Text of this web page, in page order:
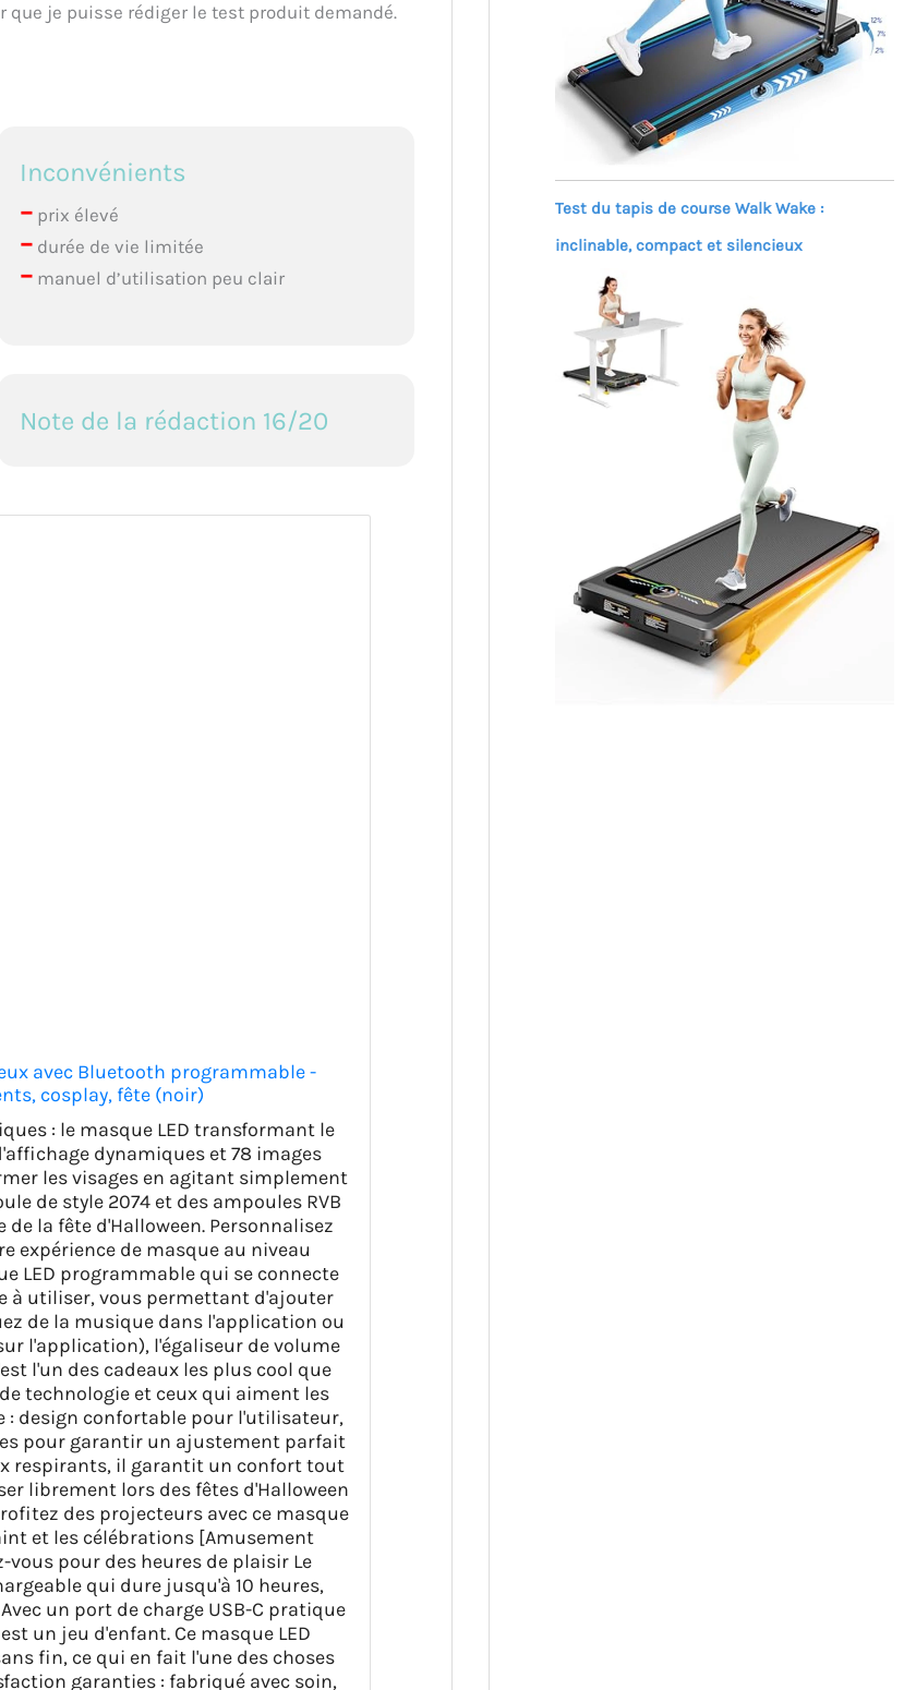
je puisse rédiger le test produit demandé.
Inconvénients
–prix élevé
–durée de vie limitée
–manuel d’utilisation peu clair
Note de la rédaction 16/20
avec Bluetooth programmable -
cosplay, fête (noir)
: le masque LED transformant le
dynamiques et 78 images
les visages en agitant simplement
de style 2074 et des ampoules RVB
la fête d'Halloween. Personnalisez
expérience de masque au niveau
LED programmable qui se connecte
à utiliser, vous permettant d'ajouter
de la musique dans l'application ou
l'application), l'égaliseur de volume
l'un des cadeaux les plus cool que
technologie et ceux qui aiment les
: design confortable pour l'utilisateur,
pour garantir un ajustement parfait
respirants, il garantit un confort tout
librement lors des fêtes d'Halloween
des projecteurs avec ce masque
et les célébrations [Amusement
pour des heures de plaisir Le
qui dure jusqu'à 10 heures,
un port de charge USB-C pratique
un jeu d'enfant. Ce masque LED
fin, ce qui en fait l'une des choses
garanties : fabriqué avec soin,
Test du tapis de course Walk Wake :
inclinable, compact et silencieux